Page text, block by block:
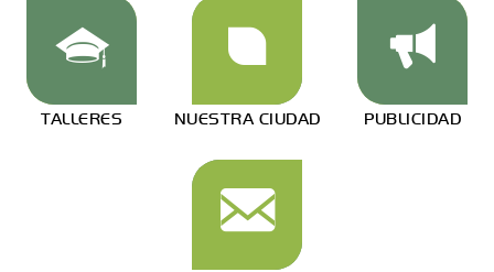
TALLERES NUESTRA CIUDAD PUBLICIDAD